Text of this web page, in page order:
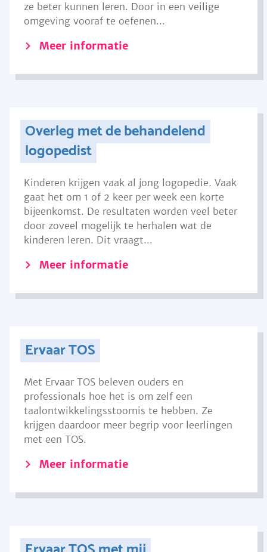
ze beter kunnen leren. Door in een veilige
omgeving vooraf te oefenen...
Meer informatie
Overleg met de behandelend
logopedist
Kinderen krijgen vaak al jong logopedie. Vaak
gaat het om 1 of 2 keer per week een korte
bijeenkomst. De resultaten worden veel beter
door zoveel mogelijk te herhalen wat de
kinderen leren. Dit vraagt...
Meer informatie
Ervaar TOS
Met Ervaar TOS beleven ouders en
professionals hoe het is om zelf een
taalontwikkelingsstoornis te hebben. Ze
krijgen daardoor meer begrip voor leerlingen
met een TOS.
Meer informatie